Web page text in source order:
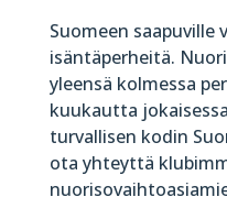
Suomeen
isäntäperheitä.
yleensä kolmessa
kuukautta
turvallisen kodin
ota yhteyttä